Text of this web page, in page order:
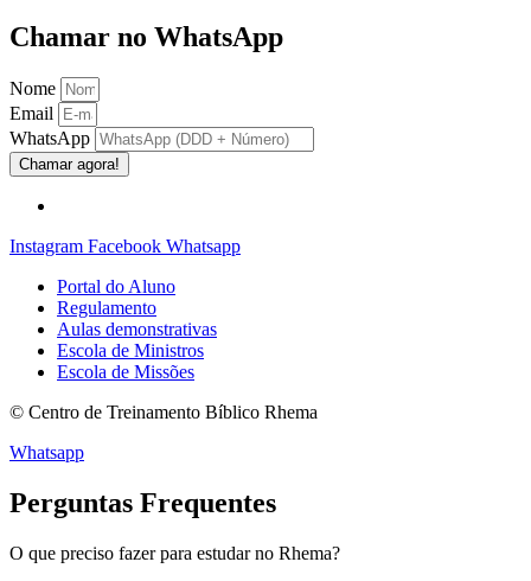
Chamar no WhatsApp
Nome
Email
WhatsApp
Chamar agora!
Instagram Facebook Whatsapp
Portal do Aluno
Regulamento
Aulas demonstrativas
Escola de Ministros
Escola de Missões
© Centro de Treinamento Bíblico Rhema
Whatsapp
Perguntas Frequentes
O que preciso fazer para estudar no Rhema?